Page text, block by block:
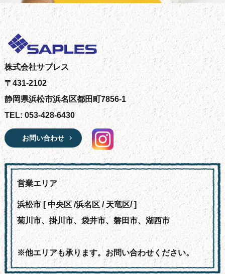
株式会社サプレス
〒431-2102
静岡県浜松市浜名区都田町7856-1
TEL: 053-428-6430
お問い合わせ
営業エリア
浜松市 [ 中央区 /浜名区 / 天竜区/ ]
菊川市、掛川市、袋井市、磐田市、湖西市
※他エリアも承ります。お問い合わせください。